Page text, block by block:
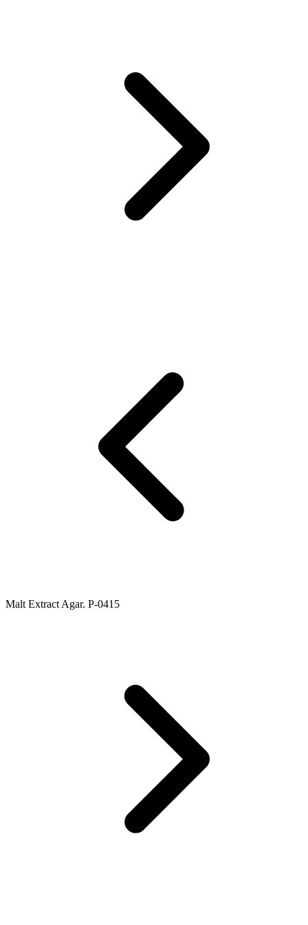
Malt Extract Agar. P-0415